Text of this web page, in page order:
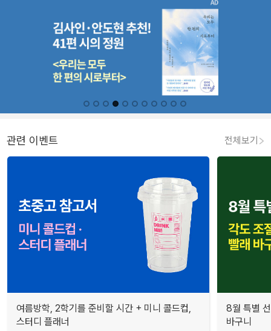
관련 이벤트 전체보기
여름방학, 2학기를 준비할 시간 + 미니 콜드컵,
스터디 플래너
8월 특별
바구니